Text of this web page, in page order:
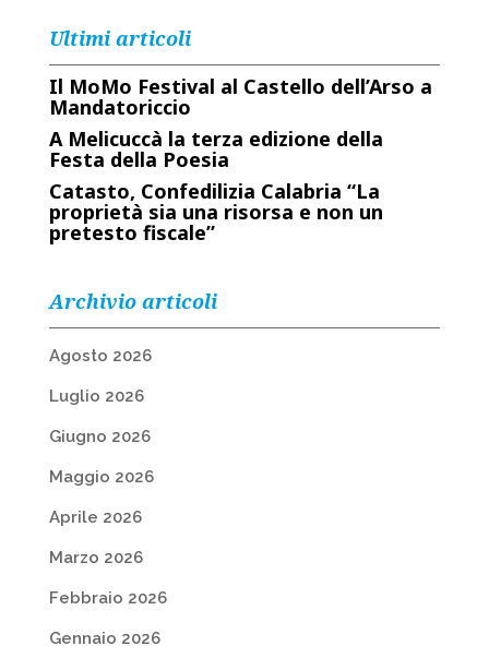
Ultimi articoli
Il MoMo Festival al Castello dell’Arso a
Mandatoriccio
A Melicuccà la terza edizione della
Festa della Poesia
Catasto, Confedilizia Calabria “La
proprietà sia una risorsa e non un
pretesto fiscale”
Archivio articoli
Agosto 2026
Luglio 2026
Giugno 2026
Maggio 2026
Aprile 2026
Marzo 2026
Febbraio 2026
Gennaio 2026